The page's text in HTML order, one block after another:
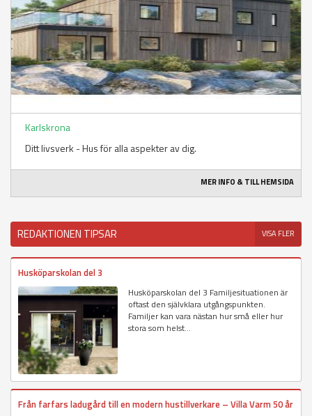
Karlskrona
Ditt livsverk - Hus för alla aspekter av dig.
MER INFO & TILL HEMSIDA
REDAKTIONEN TIPSAR VISA FLER
Husköparskolan del 3
Husköparskolan del 3 Familjesituationen är
oftast den självklara utgångspunkten.
Familjer kan vara nästan hur små eller hur
stora som helst...
Från farfars ladugård till en modern hustillverkare – Villa Varm 50 år